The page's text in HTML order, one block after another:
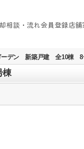
相談・流れ会員登録店
ーデン 新築戸建 全10棟 8
棟